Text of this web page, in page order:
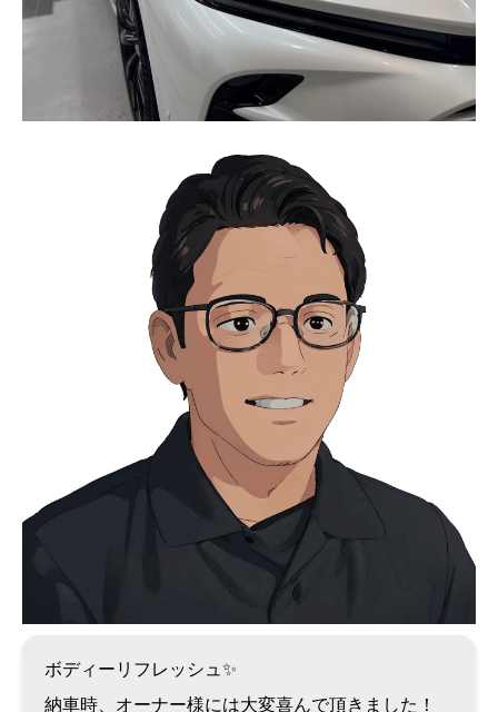
ボディーリフレッシュ✨
納車時、オーナー様には大変喜んで頂きました！